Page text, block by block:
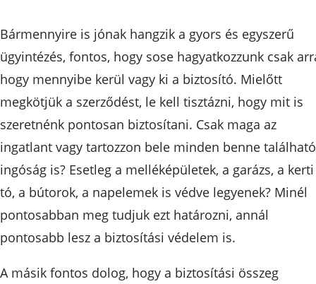
Bármennyire is jónak hangzik a gyors és egyszerű
ügyintézés, fontos, hogy sose hagyatkozzunk csak
hogy mennyibe kerül vagy ki a biztosító. Mielőtt
megkötjük a szerződést, le kell tisztázni, hogy mit is
szeretnénk pontosan biztosítani. Csak maga az
ingatlant vagy tartozzon bele minden benne található
ingóság is? Esetleg a melléképületek, a garázs, a kerti
tó, a bútorok, a napelemek is védve legyenek? Minél
pontosabban meg tudjuk ezt határozni, annál
pontosabb lesz a biztosítási védelem is.
A másik fontos dolog, hogy a biztosítási összeg